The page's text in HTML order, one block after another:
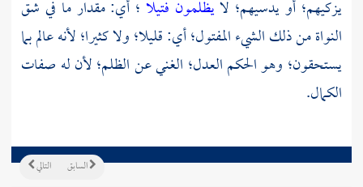
يزكيهم؛ أو يدسيهم؛ لايظلمون فتيلا ؛ أي: مقدار ما في شق
النواة من ذلك الشيء المفتول؛ أي: قليلا؛ ولا كثيرا؛ لأنه عالم بما
يستحقون؛ وهو الحكم العدل؛ الغني عن الظلم؛ لأن له صفات
الكمال.
التالي السابق